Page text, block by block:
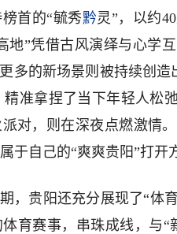
首的“毓秀黔灵”，以约
地”凭借古风演绎与心学
多的新场景则被持续创
准拿捏了当下年轻人松
对，则在深夜点燃激情
于自己的“爽爽贵阳”打开
，贵阳还充分展现了“体
育赛事，串珠成线，与“